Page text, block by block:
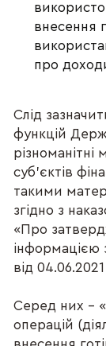
внесення
про
Слід
функцій
різноманітні
суб’єктів
такими
згідно з
«Про
інформацією
від
Серед них –
операцій